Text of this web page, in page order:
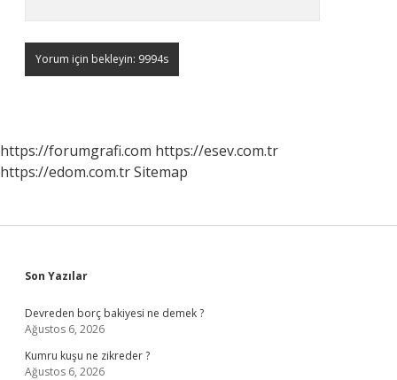
https://forumgrafi.com https://esev.com.tr
https://edom.com.trSitemap
Sidebar
Son Yazılar
Devreden borç bakiyesi ne demek ?
Ağustos 6, 2026
Kumru kuşu ne zikreder ?
Ağustos 6, 2026